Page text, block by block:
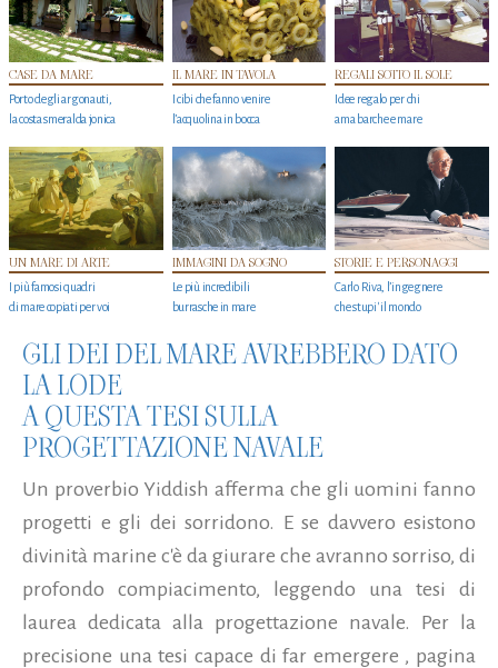
CASE DA MARE
Porto degli argonauti,
la costa smeralda jonica
IL MARE IN TAVOLA
I cibi che fanno venire
l’acquolina in bocca
REGALI SOTTO IL SOLE
Idee regalo per chi
ama barche e mare
UN MARE DI ARTE
I più famosi quadri
di mare copiati per voi
IMMAGINI DA SOGNO
Le più incredibili
burrasche in mare
STORIE E PERSONAGGI
Carlo Riva, l’ingegnere
che stupi' il mondo
GLI DEI DEL MARE AVREBBERO DATO
LA LODE
A QUESTA TESI SULLA
PROGETTAZIONE NAVALE
Un proverbio Yiddish afferma che gli uomini fanno
progetti e gli dei sorridono. E se davvero esistono
divinità marine c'è da giurare che avranno sorriso, di
profondo compiacimento, leggendo una tesi di
laurea dedicata alla progettazione navale. Per la
precisione una tesi capace di far emergere , pagina